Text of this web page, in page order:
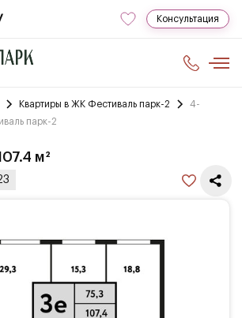
Консультация
Квартиры в ЖК Фестиваль парк-2
4-
парк-2
м²